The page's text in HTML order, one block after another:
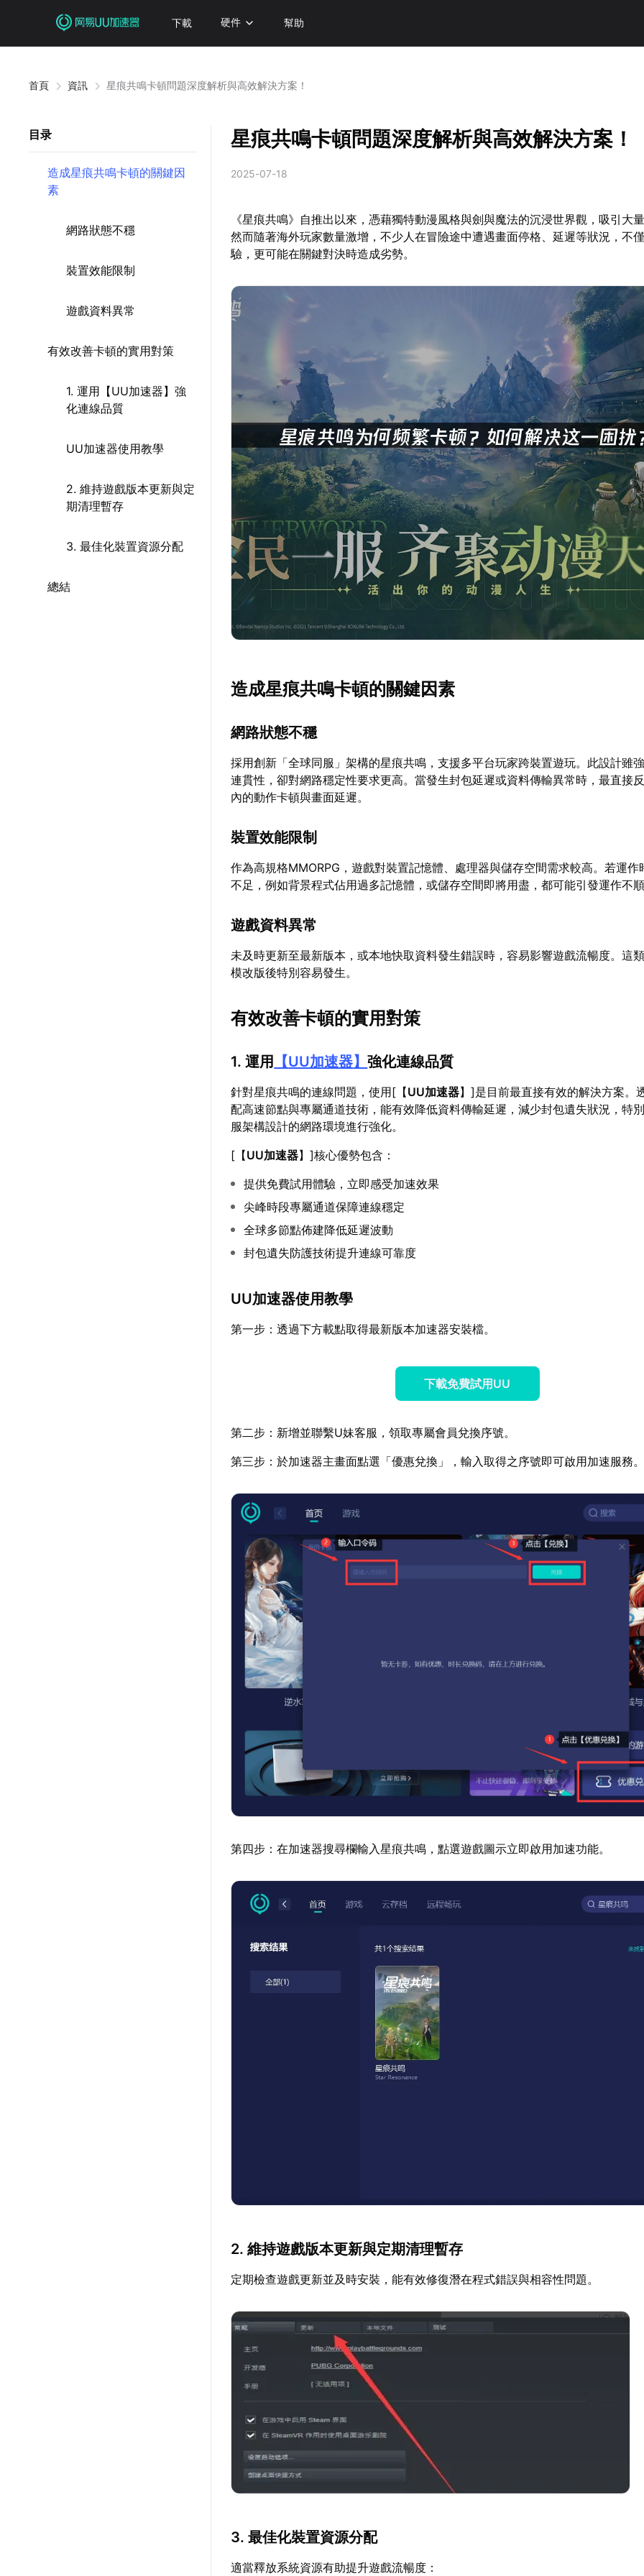
下載 硬件 幫助
首頁 資訊 星痕共鳴卡頓問題深度解析與高效解決方案！
目录
造成星痕共鳴卡頓的關鍵因
素
網路狀態不穩
裝置效能限制
遊戲資料異常
有效改善卡頓的實用對策
1. 運用【UU加速器】強
化連線品質
UU加速器使用教學
2. 維持遊戲版本更新與定
期清理暫存
3. 最佳化裝置資源分配
總結
星痕共鳴卡頓問題深度解析與高效解決方案！
2025-07-18
《星痕共鳴》自推出以來，憑藉獨特動漫風格與劍與魔法的沉浸世界觀，吸引大
然而隨著海外玩家數量激增，不少人在冒險途中遭遇畫面停格、延遲等狀況，不
驗，更可能在關鍵對決時造成劣勢。
造成星痕共鳴卡頓的關鍵因素
網路狀態不穩
採用創新「全球同服」架構的星痕共鳴，支援多平台玩家跨裝置遊玩。此設計雖
連貫性，卻對網路穩定性要求更高。當發生封包延遲或資料傳輸異常時，最直接
內的動作卡頓與畫面延遲。
裝置效能限制
作為高規格MMORPG，遊戲對裝置記憶體、處理器與儲存空間需求較高。若運作
不足，例如背景程式佔用過多記憶體，或儲存空間即將用盡，都可能引發運作不
遊戲資料異常
未及時更新至最新版本，或本地快取資料發生錯誤時，容易影響遊戲流暢度。這
模改版後特別容易發生。
有效改善卡頓的實用對策
1. 運用 【UU加速器】強化連線品質
針對星痕共鳴的連線問題，使用[【UU加速器】]是目前最直接有效的解決方案。
配高速節點與專屬通道技術，能有效降低資料傳輸延遲，減少封包遺失狀況，特
服架構設計的網路環境進行強化。
[【UU加速器】]核心優勢包含：
提供免費試用體驗，立即感受加速效果
尖峰時段專屬通道保障連線穩定
全球多節點佈建降低延遲波動
封包遺失防護技術提升連線可靠度
UU加速器使用教學
第一步：透過下方載點取得最新版本加速器安裝檔。
下載免費試用UU
第二步：新增並聯繫U妹客服，領取專屬會員兌換序號。
第三步：於加速器主畫面點選「優惠兌換」，輸入取得之序號即可啟用加速服務
第四步：在加速器搜尋欄輸入星痕共鳴，點選遊戲圖示立即啟用加速功能。
2. 維持遊戲版本更新與定期清理暫存
定期檢查遊戲更新並及時安裝，能有效修復潛在程式錯誤與相容性問題。
3. 最佳化裝置資源分配
適當釋放系統資源有助提升遊戲流暢度：